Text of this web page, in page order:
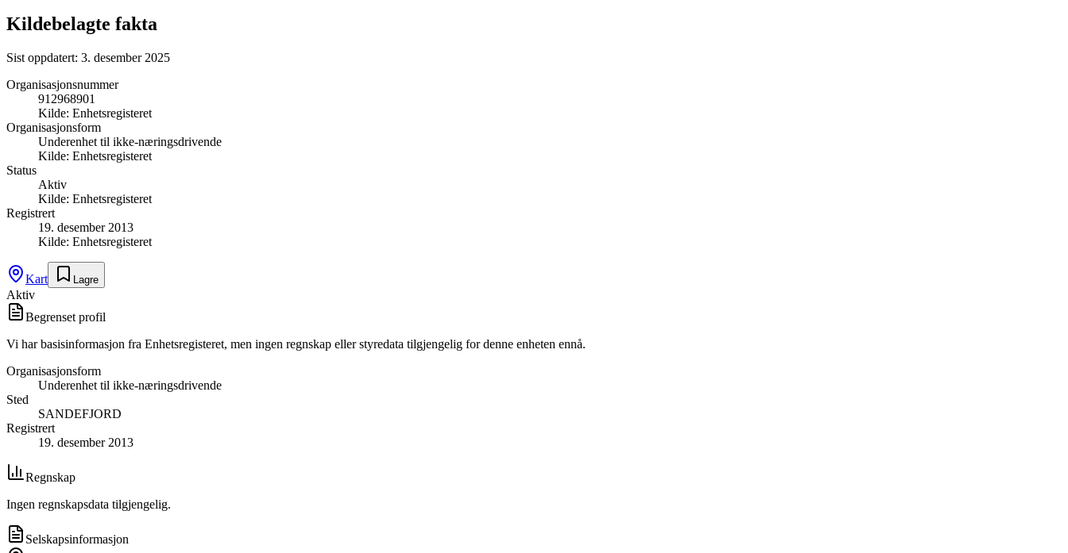
Kildebelagte fakta
Sist oppdatert: 3. desember 2025
Organisasjonsnummer
912968901
Kilde: Enhetsregisteret
Organisasjonsform
Underenhet til ikke-næringsdrivende
Kilde: Enhetsregisteret
Status
Aktiv
Kilde: Enhetsregisteret
Registrert
19. desember 2013
Kilde: Enhetsregisteret
Kart Lagre
Aktiv
Begrenset profil
Vi har basisinformasjon fra Enhetsregisteret, men ingen regnskap eller styredata tilgjengelig for denne enheten ennå.
Organisasjonsform
Underenhet til ikke-næringsdrivende
Sted
SANDEFJORD
Registrert
19. desember 2013
Regnskap
Ingen regnskapsdata tilgjengelig.
Selskapsinformasjon